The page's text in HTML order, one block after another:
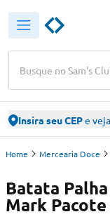
Busque no Sam's
Insira seu CEPe
Home Mercearia Doce
Batata
Mark Pacote